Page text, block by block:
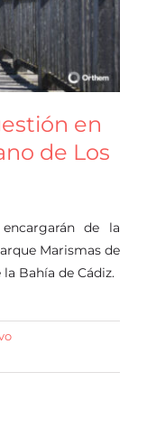
en
de Los
de la
Marismas de
Bahía de Cádiz.